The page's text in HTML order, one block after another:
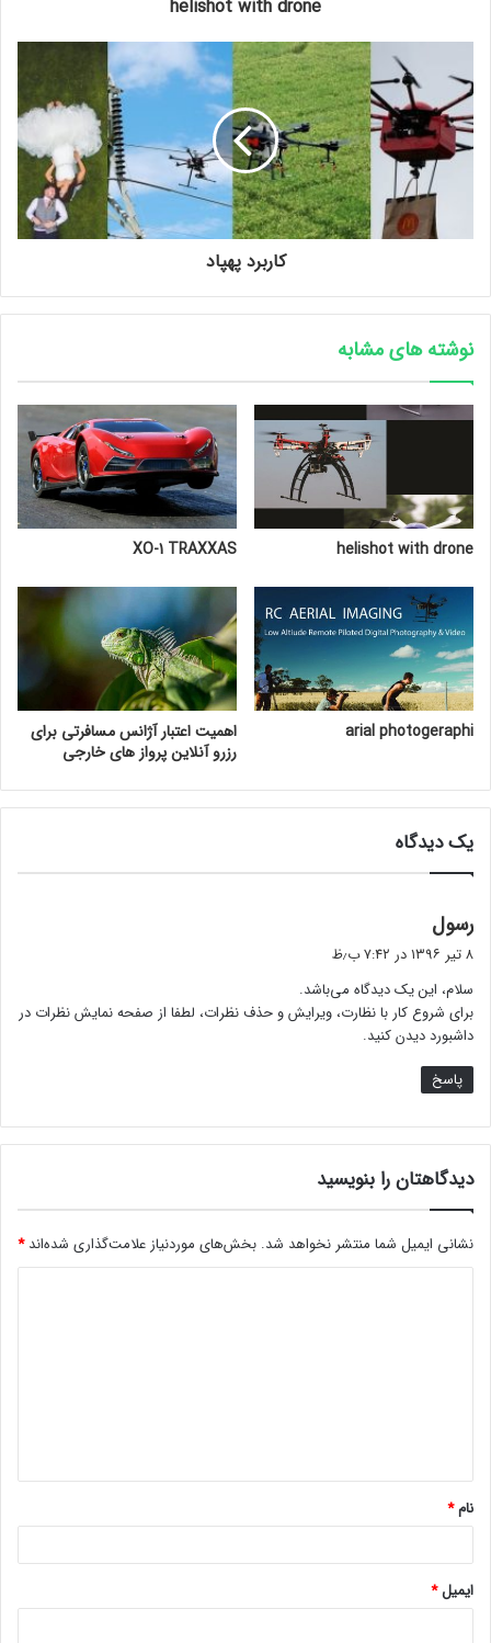
helishot with drone
کاربرد پهپاد
نوشته های مشابه
helishot with drone
XO-1 TRAXXAS
arial photogeraphi
اهمیت اعتبار آژانس مسافرتی برای
رزرو آنلاین پرواز های خارجی
یک دیدگاه
رسول
ف
:
۸ تیر ۱۳۹۶ در ۷:۴۲ ب٫ظ
سلام، این یک دیدگاه می‌باشد.
برای شروع کار با نظارت، ویرایش و حذف نظرات، لطفا از صفحه نمایش نظرات در
داشبورد دیدن کنید.
پاسخ
دیدگاهتان را بنویسید
نشانی ایمیل شما منتشر نخواهد شد. بخش‌های موردنیاز علامت‌گذاری شده‌اند*
*
نام*
ایمیل*